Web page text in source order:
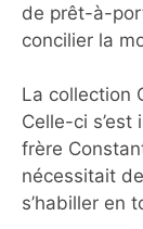
de prêt-à-
concilier la
La collection
Celle-ci s’est
frère
nécessitait
s’habiller en